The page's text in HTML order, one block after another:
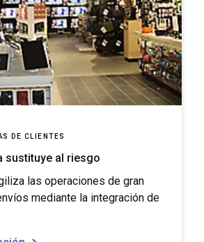
DE CLIENTES
sustituye al riesgo
las operaciones de gran
mediante la integración de